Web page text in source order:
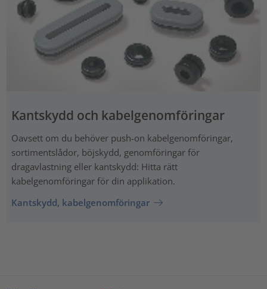
Kantskydd och kabelgenomföringar
Oavsett om du behöver push-on kabelgenomföringar,
sortimentslådor, böjskydd, genomföringar för
dragavlastning eller kantskydd: Hitta rätt
kabelgenomföringar för din applikation.
Kantskydd, kabelgenomföringar